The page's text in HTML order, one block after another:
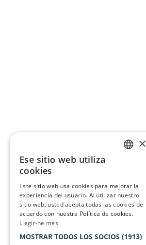
×
Ese sitio web utiliza
cookies
Este sitio web usa cookies para mejorar la
experiencia del usuario. Al utilizar nuestro
sitio web, usted acepta todas las cookies de
acuerdo con nuestra Política de cookies.
Llegir-ne més
MOSTRAR TODOS LOS SOCIOS (1913)